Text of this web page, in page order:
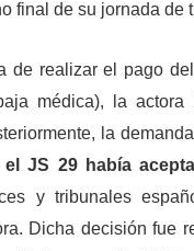
final de su jornada de
de realizar el pago
médica), la
la
el JS 29 había
y tribunales
Dicha decisión fue